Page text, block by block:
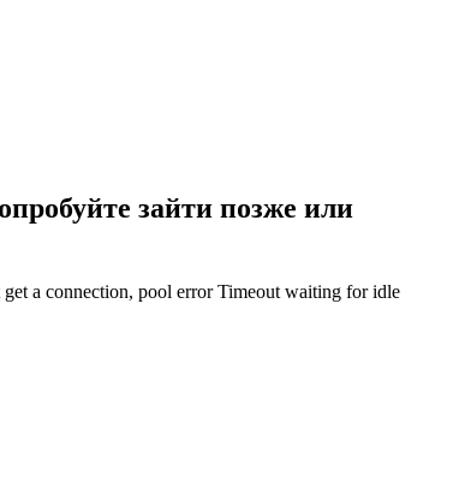
зайти позже или
a connection, pool error Timeout waiting for idle